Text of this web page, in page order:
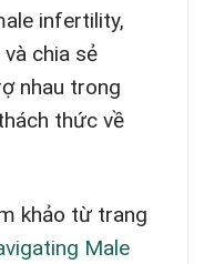
infertility,
chia sẻ
nhau trong
thức về
khảo từ trang
Male